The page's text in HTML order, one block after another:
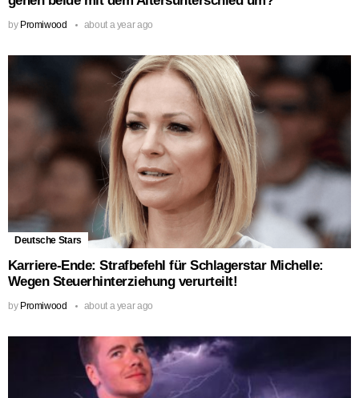
by Promiwood about a year ago
Deutsche Stars
Karriere-Ende: Strafbefehl für Schlagerstar Michelle:
Wegen Steuerhinterziehung verurteilt!
by Promiwood about a year ago